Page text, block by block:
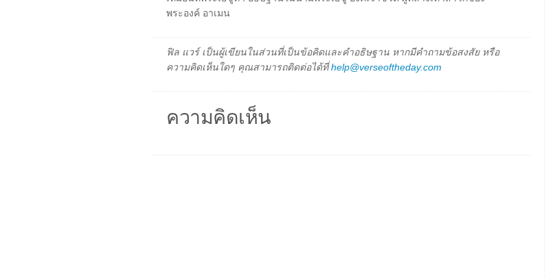
พระองค์ อาเมน
ฟิล แวร์ เป็นผู้เขียนในส่วนที่เป็นข้อคิดและคำอธิษฐาน หากมีคำถามข้อสงสัย หรือ
ความคิดเห็นใดๆ คุณสามารถติดต่อได้ที่help@verseoftheday.com
ความคิดเห็น